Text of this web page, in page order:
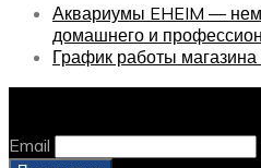
Аквариумы EHEIM —
домашнего и
График работы магазина
Email